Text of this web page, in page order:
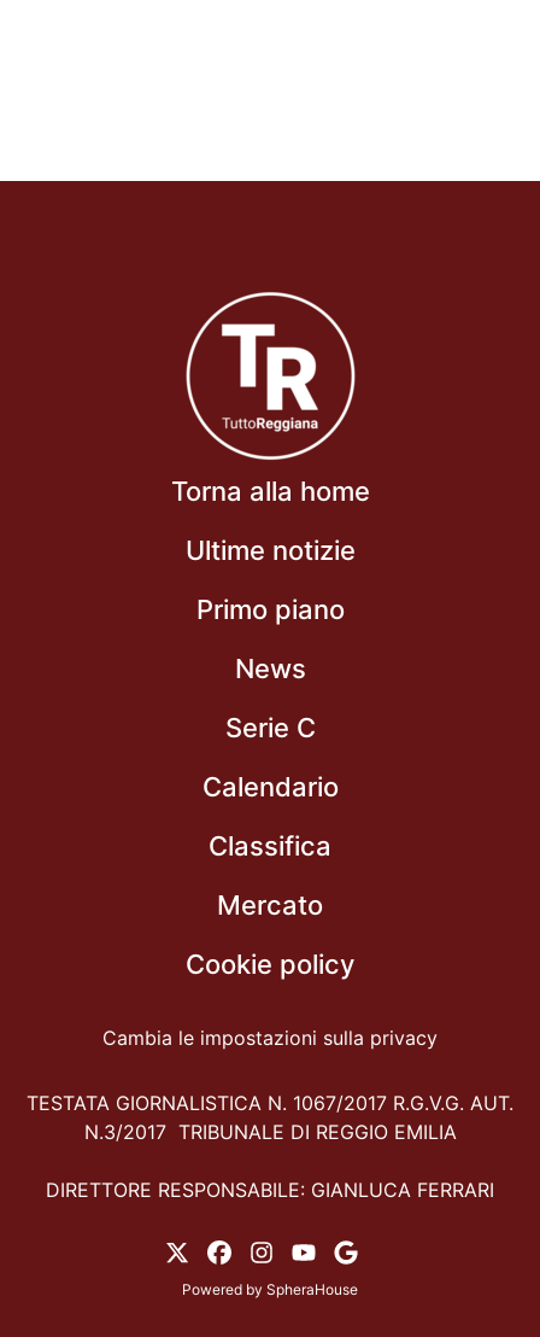
Torna alla home
Ultime notizie
Primo piano
News
Serie C
Calendario
Classifica
Mercato
Cookie policy
Cambia le impostazioni sulla privacy
TESTATA GIORNALISTICA N. 1067/2017 R.G.V.G. AUT.
N.3/2017 TRIBUNALE DI REGGIO EMILIA
DIRETTORE RESPONSABILE: GIANLUCA FERRARI
Powered by SpheraHouse